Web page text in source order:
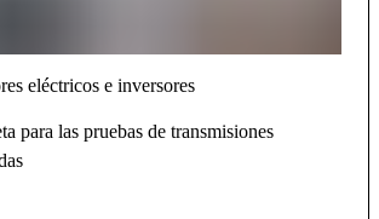
eléctricos e inversores
para las pruebas de transmisiones